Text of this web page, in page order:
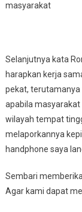
masyarakat
Selanjutnya kata
harapkan kerja
pekat, terutamanya
apabila
wilayah tempat
melaporkannya
handphone saya
Sembari
Agar kami dapat